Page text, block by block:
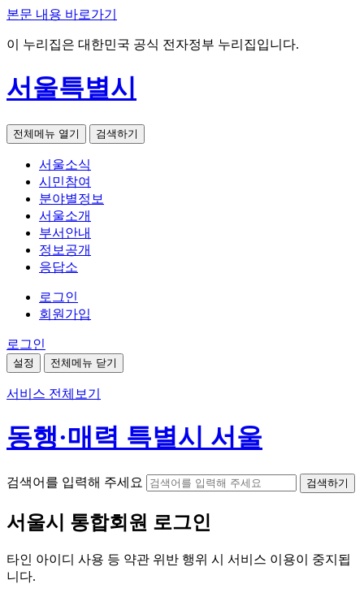
본문 내용 바로가기
이 누리집은 대한민국 공식 전자정부 누리집입니다.
서울특별시
전체메뉴 열기 검색하기
서울소식
시민참여
분야별정보
서울소개
부서안내
정보공개
응답소
로그인
회원가입
로그인
설정 전체메뉴 닫기
서비스 전체보기
동행·매력 특별시 서울
검색어를 입력해 주세요 검색하기
서울시 통합회원 로그인
타인 아이디 사용 등 약관 위반 행위 시 서비스 이용이 중지됩
니다.